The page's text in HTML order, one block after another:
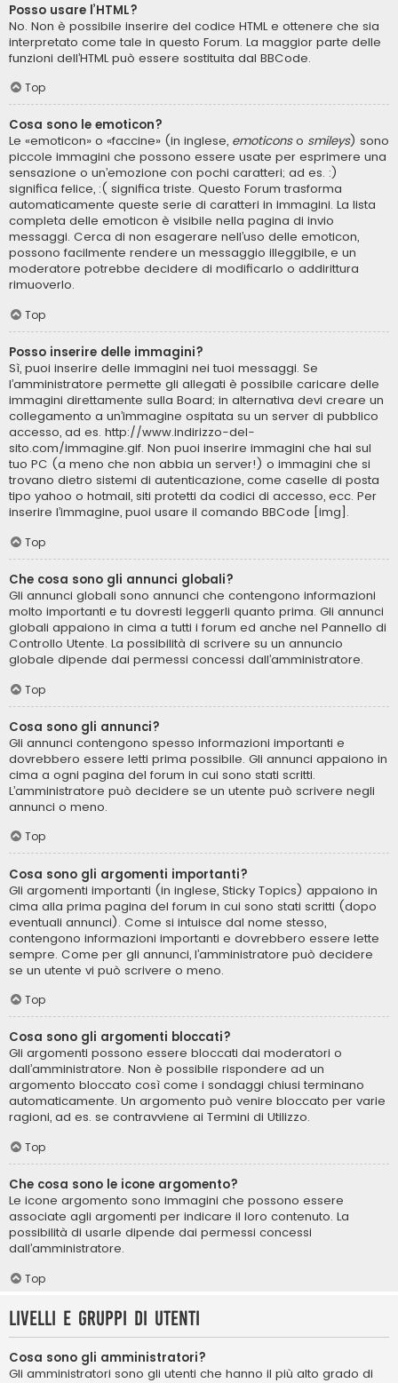
Posso usare l’HTML?
No. Non è possibile inserire del codice HTML e ottenere che sia
interpretato come tale in questo Forum. La maggior parte delle
funzioni dell’HTML può essere sostituita dal BBCode.
Top
Cosa sono le emoticon?
Le «emoticon» o «faccine» (in inglese, emoticonso smileys) sono
piccole immagini che possono essere usate per esprimere una
sensazione o un’emozione con pochi caratteri; ad es. :)
significa felice, :( significa triste. Questo Forum trasforma
automaticamente queste serie di caratteri in immagini. La lista
completa delle emoticon è visibile nella pagina di invio
messaggi. Cerca di non esagerare nell’uso delle emoticon,
possono facilmente rendere un messaggio illeggibile, e un
moderatore potrebbe decidere di modificarlo o addirittura
rimuoverlo.
Top
Posso inserire delle immagini?
Sì, puoi inserire delle immagini nei tuoi messaggi. Se
l’amministratore permette gli allegati è possibile caricare delle
immagini direttamente sulla Board; in alternativa devi creare un
collegamento a un’immagine ospitata su un server di pubblico
accesso, ad es. http://www.indirizzo-del-
sito.com/immagine.gif. Non puoi inserire immagini che hai sul
tuo PC (a meno che non abbia un server!) o immagini che si
trovano dietro sistemi di autenticazione, come caselle di posta
tipo yahoo o hotmail, siti protetti da codici di accesso, ecc. Per
inserire l’immagine, puoi usare il comando BBCode [img].
Top
Che cosa sono gli annunci globali?
Gli annunci globali sono annunci che contengono informazioni
molto importanti e tu dovresti leggerli quanto prima. Gli annunci
globali appaiono in cima a tutti i forum ed anche nel Pannello di
Controllo Utente. La possibilità di scrivere su un annuncio
globale dipende dai permessi concessi dall’amministratore.
Top
Cosa sono gli annunci?
Gli annunci contengono spesso informazioni importanti e
dovrebbero essere letti prima possibile. Gli annunci appaiono in
cima a ogni pagina del forum in cui sono stati scritti.
L’amministratore può decidere se un utente può scrivere negli
annunci o meno.
Top
Cosa sono gli argomenti importanti?
Gli argomenti importanti (in inglese, Sticky Topics) appaiono in
cima alla prima pagina del forum in cui sono stati scritti (dopo
eventuali annunci). Come si intuisce dal nome stesso,
contengono informazioni importanti e dovrebbero essere lette
sempre. Come per gli annunci, l’amministratore può decidere
se un utente vi può scrivere o meno.
Top
Cosa sono gli argomenti bloccati?
Gli argomenti possono essere bloccati dai moderatori o
dall’amministratore. Non è possibile rispondere ad un
argomento bloccato così come i sondaggi chiusi terminano
automaticamente. Un argomento può venire bloccato per varie
ragioni, ad es. se contravviene ai Termini di Utilizzo.
Top
Che cosa sono le icone argomento?
Le icone argomento sono immagini che possono essere
associate agli argomenti per indicare il loro contenuto. La
possibilità di usarle dipende dai permessi concessi
dall’amministratore.
Top
Livelli e gruppi di utenti
Cosa sono gli amministratori?
Gli amministratori sono gli utenti che hanno il più alto grado di